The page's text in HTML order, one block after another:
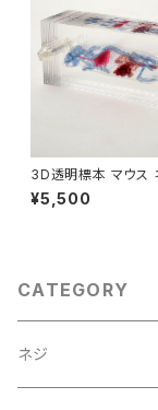
3D透明標本 マウス
ータ収録USBメモリ付
¥5,500
CATEGORY
ネジ